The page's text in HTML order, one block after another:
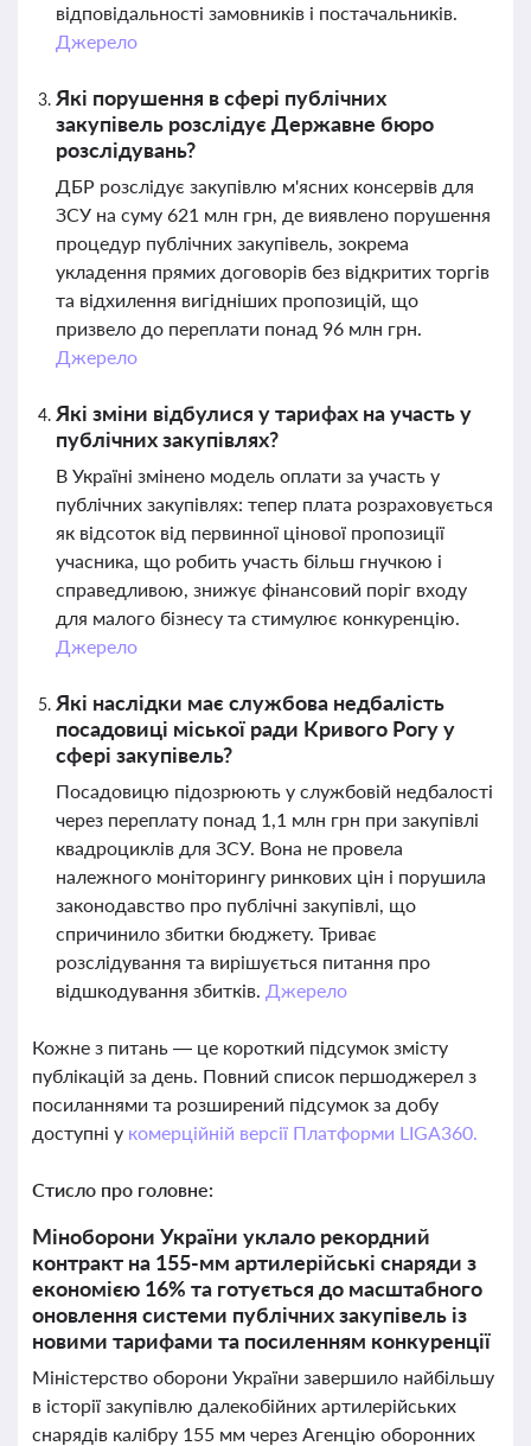
відповідальності замовників і постачальників.
Джерело
Які порушення в сфері публічних
закупівель розслідує Державне бюро
розслідувань?
ДБР розслідує закупівлю м'ясних консервів для
ЗСУ на суму 621 млн грн, де виявлено порушення
процедур публічних закупівель, зокрема
укладення прямих договорів без відкритих торгів
та відхилення вигідніших пропозицій, що
призвело до переплати понад 96 млн грн.
Джерело
Які зміни відбулися у тарифах на участь у
публічних закупівлях?
В Україні змінено модель оплати за участь у
публічних закупівлях: тепер плата розраховується
як відсоток від первинної цінової пропозиції
учасника, що робить участь більш гнучкою і
справедливою, знижує фінансовий поріг входу
для малого бізнесу та стимулює конкуренцію.
Джерело
Які наслідки має службова недбалість
посадовиці міської ради Кривого Рогу у
сфері закупівель?
Посадовицю підозрюють у службовій недбалості
через переплату понад 1,1 млн грн при закупівлі
квадроциклів для ЗСУ. Вона не провела
належного моніторингу ринкових цін і порушила
законодавство про публічні закупівлі, що
спричинило збитки бюджету. Триває
розслідування та вирішується питання про
відшкодування збитків. Джерело
Кожне з питань — це короткий підсумок змісту
публікацій за день. Повний список першоджерел з
посиланнями та розширений підсумок за добу
доступні у комерційній версії Платформи LIGA360.
Стисло про головне:
Міноборони України уклало рекордний
контракт на 155-мм артилерійські снаряди з
економією 16% та готується до масштабного
оновлення системи публічних закупівель із
новими тарифами та посиленням конкуренції
Міністерство оборони України завершило найбільшу
в історії закупівлю далекобійних артилерійських
снарядів калібру 155 мм через Агенцію оборонних